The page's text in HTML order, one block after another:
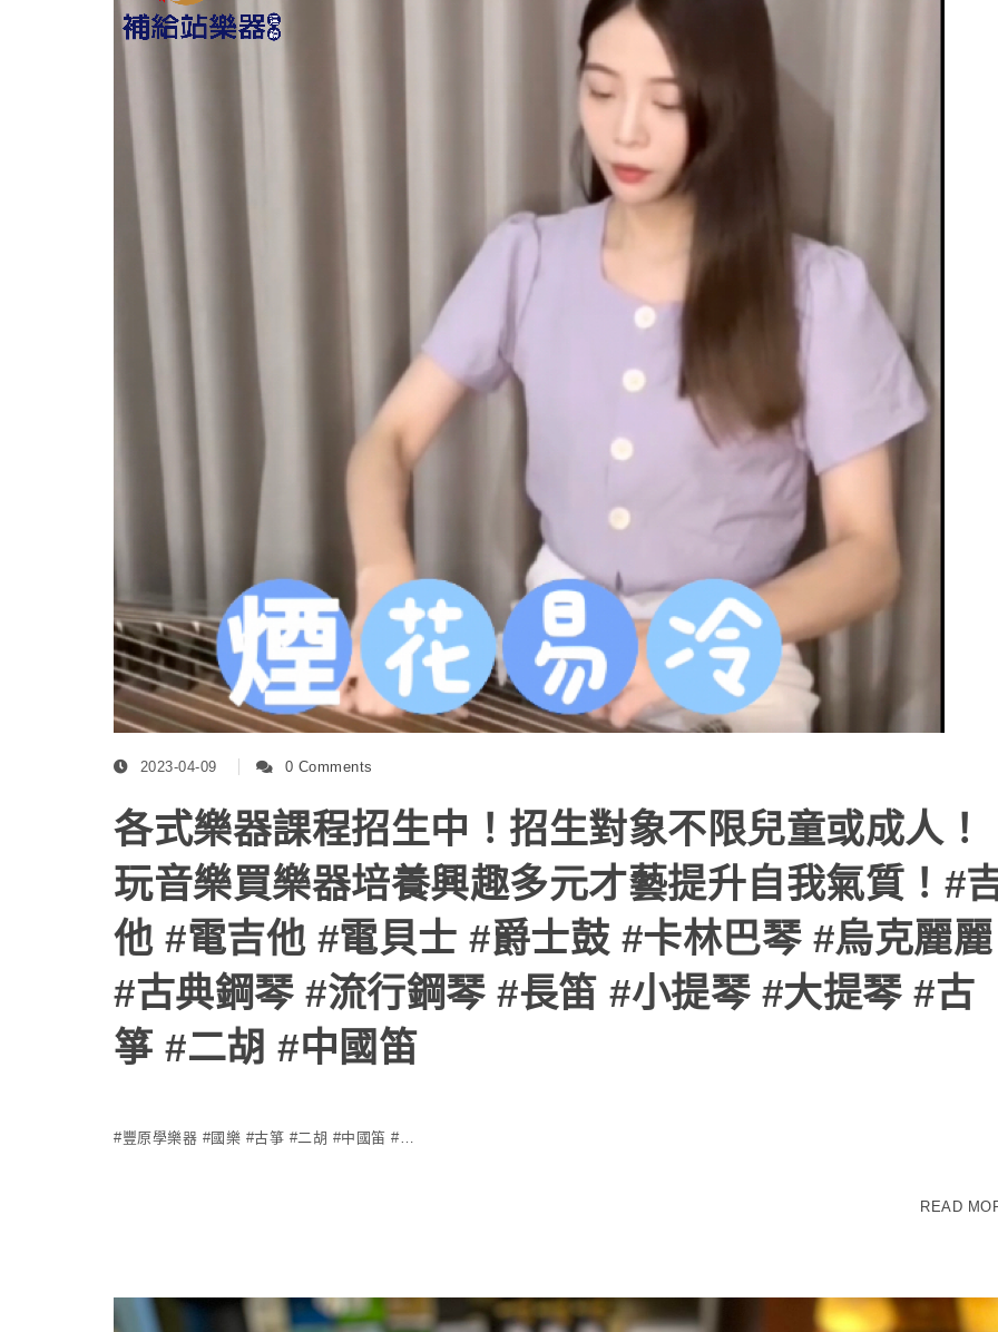
2023-04-09 0 Comments
各式樂器課程招生中！招生對象不限兒童或成人！
玩音樂買樂器培養興趣多元才藝提升自我氣質！#
他 #電吉他 #電貝士 #爵士鼓 #卡林巴琴 #烏克麗麗
#古典鋼琴 #流行鋼琴 #長笛 #小提琴 #大提琴 #古
箏 #二胡 #中國笛
#豐原學樂器 #國樂 #古箏 #二胡 #中國笛 #…
READ